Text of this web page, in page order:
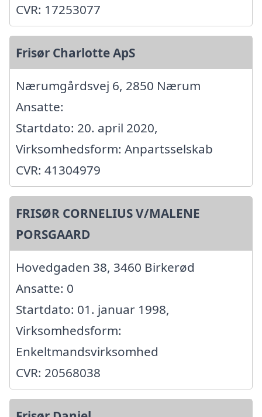
CVR: 17253077
Frisør Charlotte ApS
Nærumgårdsvej 6, 2850 Nærum
Ansatte:
Startdato: 20. april 2020,
Virksomhedsform: Anpartsselskab
CVR: 41304979
FRISØR CORNELIUS V/MALENE
PORSGAARD
Hovedgaden 38, 3460 Birkerød
Ansatte: 0
Startdato: 01. januar 1998,
Virksomhedsform:
Enkeltmandsvirksomhed
CVR: 20568038